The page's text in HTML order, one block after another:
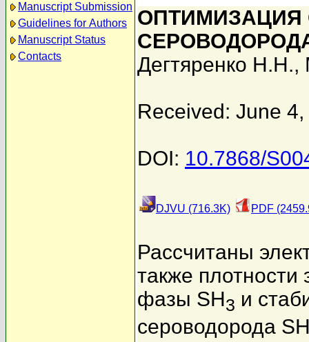
Manuscript Submission
Guidelines for Authors
Manuscript Status
Contacts
Дегтяренко Н.Н.,
Received: June
DOI: 10.7868/
DJVU (716.3K) PDF
Рассчитаны
также
фазы SH3 и
сероводорода